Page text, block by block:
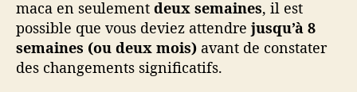
maca en seulement deux semaines, il est
possible que vous deviez attendre jusqu’à 8
semaines (ou deux mois) avant de constater
des changements significatifs.